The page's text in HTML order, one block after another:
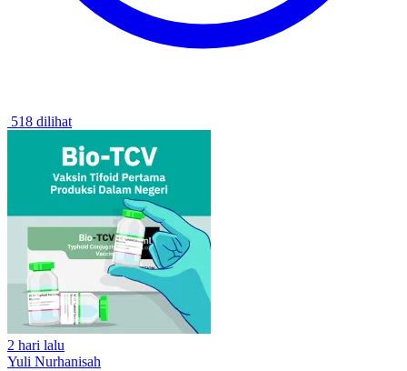
518 dilihat
2 hari lalu
Yuli Nurhanisah